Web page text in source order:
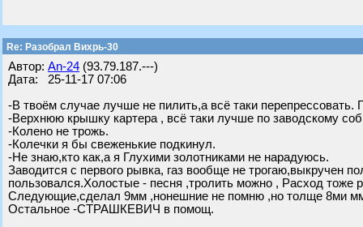
Re: Разобрал Вихрь-30
Автор: An-24 (93.79.187.---)
Дата: 25-11-17 07:06
-В твоём случае лучше не пилить,а всё таки
-Верхнюю крышку картера , всё таки лучше по заводскому
-Колено не трожь.
-Колечки я бы свеженькие подкинул.
-Не знаю,кто как,а я Глухими золотниками не нарадуюсь.
Заводится с первого рывка, газ вообще не трогаю,выкручен
пользовался.Холостые - песня ,тролить можно , Расход
Следующие,сделал 9мм ,нонешние не помню ,но толще 8ми
Остальное -СТРАШКЕВИЧ в помощ.